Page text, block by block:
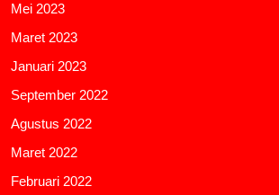
Mei 2023
Maret 2023
Januari 2023
September 2022
Agustus 2022
Maret 2022
Februari 2022